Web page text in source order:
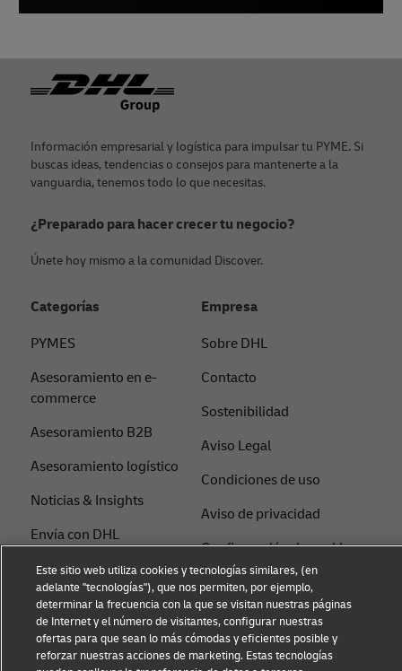
Pie de página
Información empresarial y logística para impulsar tu PYME. Si
buscas ideas, tendencias o consejos para mantenerte a la
vanguardia, tenemos todo lo que necesitas.
¿Preparado para hacer crecer tu negocio?
Únete hoy mismo a la comunidad Discover.
Categorías
PYMES
Asesoramiento en e-
commerce
Asesoramiento B2B
Asesoramiento logístico
Noticias & Insights
Envía con DHL
Empresa
Sobre DHL
Contacto
Sostenibilidad
Aviso Legal
Condiciones de uso
Aviso de privacidad
Configuración de cookies
Síguenos
Este sitio web utiliza cookies y tecnologías similares, (en
adelante "tecnologías"), que nos permiten, por ejemplo,
determinar la frecuencia con la que se visitan nuestras páginas
de Internet y el número de visitantes, configurar nuestras
ofertas para que sean lo más cómodas y eficientes posible y
reforzar nuestras acciones de marketing. Estas tecnologías